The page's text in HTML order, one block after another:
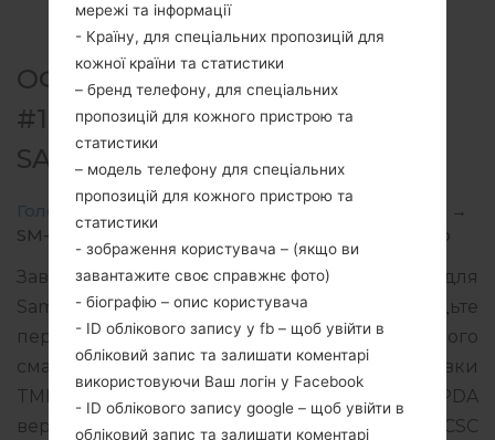
ОФІЦІЙНА ПРОШИВКА
#108937 ДЛЯ SM-J710MN -
SAMSUNGGALAXY J7 2016
Головна Galaxy J7 2016 SamsungSM-J710MN
→
SM-J710MN_1_20191023101414_uhcxxrq9ub_fac.zip
Завантажте останнє оновлення прошивки для
Samsung Galaxy J7 2016, але не забудьте
перевірити, чи відповідає номер моделі вашого
смартфона вказаному SM-J710MN. Код прошивки
TMM для MEXICO. Продукт поставляється з PDA
версією J710MNVJS4CSF1 версія CSC
мережі та інформації
- Країну, для спеціальних пропозицій для
кожної країни та статистики
– бренд телефону, для спеціальних
пропозицій для кожного пристрою та
статистики
– модель телефону для спеціальних
пропозицій для кожного пристрою та
статистики
- зображення користувача – (якщо ви
завантажите своє справжнє фото)
- біографію – опис користувача
- ID облікового запису у fb – щоб увійти в
обліковий запис та залишати коментарі
використовуючи Ваш логін у Facebook
- ID облікового запису google – щоб увійти в
обліковий запис та залишати коментарі